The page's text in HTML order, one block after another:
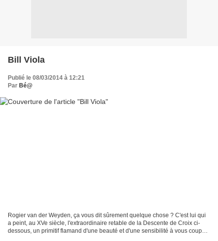
Bill Viola
Publié le 08/03/2014 à 12:21
Par Bé@
Rogier van der Weyden, ça vous dit sûrement quelque chose ? C'est lui qui
a peint, au XVe siècle, l'extraordinaire retable de la Descente de Croix ci-
dessous, un primitif flamand d'une beauté et d'une sensibilité à vous couper